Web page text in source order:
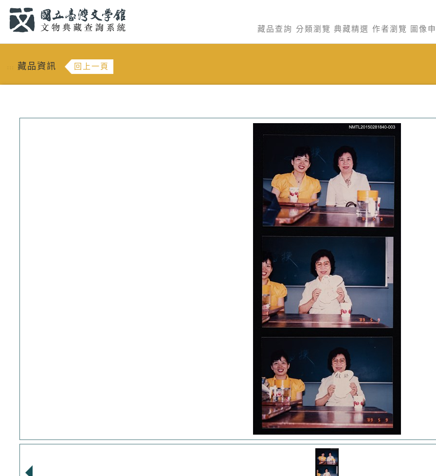
藏品查詢 分類瀏覽 典藏精選 作者瀏覽 圖像
::: 藏品資訊 回上一頁